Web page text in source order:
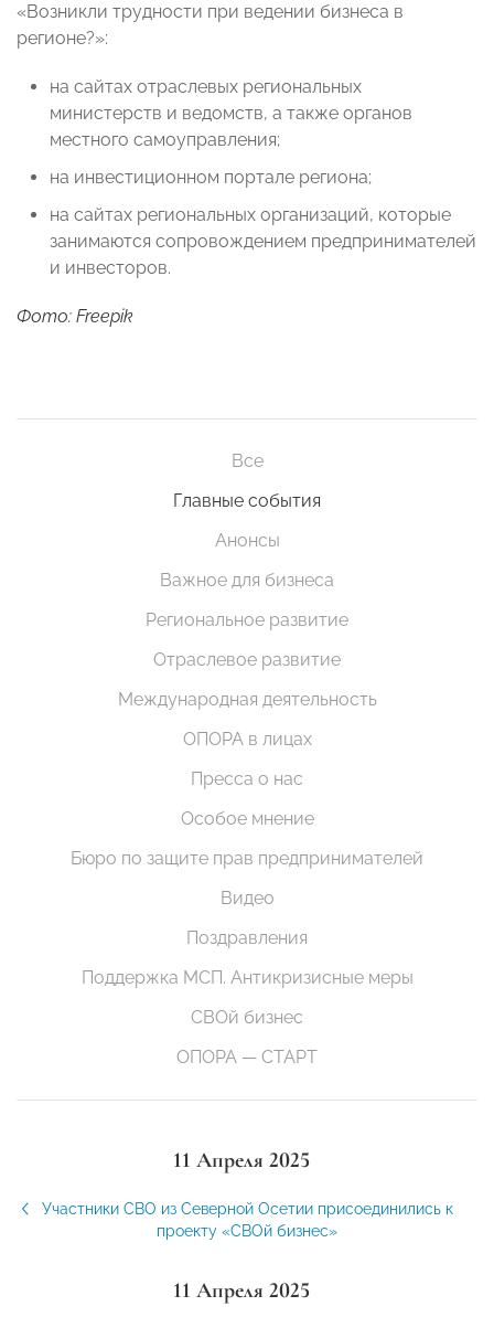
«Возникли трудности при ведении бизнеса в
регионе?»:
на сайтах отраслевых региональных
министерств и ведомств, а также органов
местного самоуправления;
на инвестиционном портале региона;
на сайтах региональных организаций, которые
занимаются сопровождением предпринимателей
и инвесторов.
Фото: Freepik
Все
Главные события
Анонсы
Важное для бизнеса
Региональное развитие
Отраслевое развитие
Международная деятельность
ОПОРА в лицах
Пресса о нас
Особое мнение
Бюро по защите прав предпринимателей
Видео
Поздравления
Поддержка МСП. Антикризисные меры
СВОй бизнес
ОПОРА — СТАРТ
11 Апреля 2025
Участники СВО из Северной Осетии присоединились к
проекту «СВОй бизнес»
11 Апреля 2025